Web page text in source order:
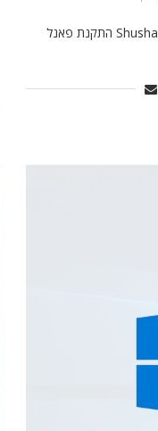
כל הזכויות שמורות לטל בן שושן – Shushan.co.il התקנת פאנל